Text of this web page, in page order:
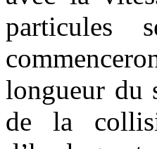
particules
longueur du
de la